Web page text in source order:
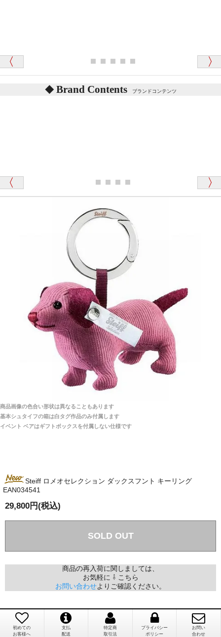
体をねかせたりおこしたりすると「グーグー」と鳴く
記載しておりますので、ぜひ探してみてください。
ディベアがいます。
「スクエーカー内蔵」と記載しておりますので、ぜひ
探してみてください。
シュタイフ社製品の実物を見ることはできますか？
当店はネット販売ですので実物をお見せすることが
海外からのお取り寄せと言うことですが、商品はきち
んと届きますか？
ご安心ください！商品は確実にお届けします。
商品は直接海外から届くのですか。受取の際、関税な
どはかかりますか？
商品は全て当店へ入荷させたのち欠品を行いお客様
関税はすべて当店にて処理しますのでお客様のご負担
は一切ありません。
国内で一度検品をしますので、決済確認後、２～４
週間でのお届けとなります。
尚、オーダー注文の場合は４～８週間でのお届けとな
場合がありますので、ご了承の程よろしくお願い致し
注文のキャンセルは可能ですか？
注後のキャンセルは受け付けかねます。
「商品説明が細やかで丁寧であったことです」
「前に買ったことがあったお店でしたので」
千葉県 U・Y 様 （女性）
「ChatGPTを利用したところ「くまの小屋」さ
んを紹介され…」
埼玉県 S・W 様
「送られる際にメールなどで届けて頂きとても
安心感がありました」
大阪府 Y・W 様 （男性）
「取り扱っているNetショップで一番信用出来
「ベアちゃんの紹介分が丁寧に書かれていたこ
と（いつの作品など）」
埼玉県 K・I 様 （女性）
「購入してから商品到着までメールを何度か頂
き、対応に誠実さを感じました」
Brand Contents ブランドコンテンツ
商品画像の色合い形状は異なることもあります
基本シュタイフの箱は白タグ作品のみ付属します
イベント ベアはギフトボックスを付属しない仕様です
Steiff ロメオセレクション ダックスフント キーリング
EAN034541
29,800円(税込)
SOLD OUT
商品の再入荷に関しましては、
お気軽に ⇩ こちら
お問い合わせよりご確認ください。
初めての
お客様へ
支払
配送
特定商
取引法
プライバシー
ポリシー
お問い
合わせ